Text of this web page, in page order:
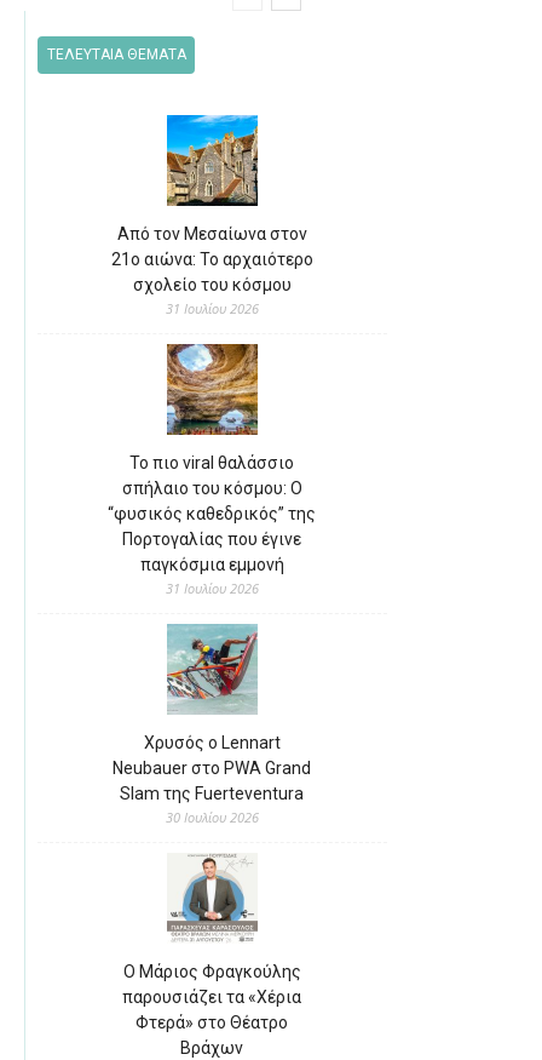
ΤΕΛΕΥΤΑΙΑ ΘΕΜΑΤΑ
Από τον Μεσαίωνα στον
21ο αιώνα: Το αρχαιότερο
σχολείο του κόσμου
31 Ιουλίου 2026
Το πιο viral θαλάσσιο
σπήλαιο του κόσμου: Ο
“φυσικός καθεδρικός” της
Πορτογαλίας που έγινε
παγκόσμια εμμονή
31 Ιουλίου 2026
Χρυσός ο Lennart
Neubauer στο PWA Grand
Slam της Fuerteventura
30 Ιουλίου 2026
Ο Μάριος Φραγκούλης
παρουσιάζει τα «Χέρια
Φτερά» στο Θέατρο
Βράχων